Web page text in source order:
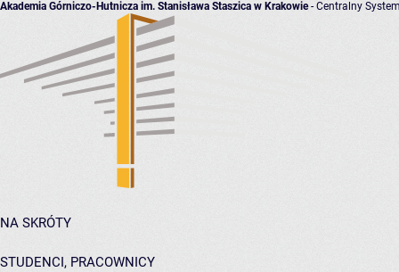
Akademia Górniczo-Hutnicza im. Stanisława Staszica w Krakowie- Centralny
NA SKRÓTY
STUDENCI, PRACOWNICY